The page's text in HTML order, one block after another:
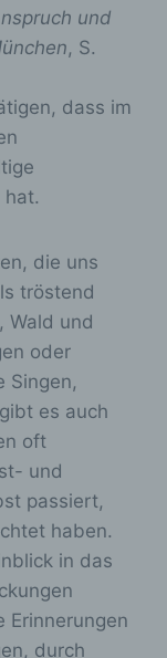
und
, S.
dass im
hat.
die uns
tröstend
Wald und
oder
Singen,
es auch
oft
und
passiert,
haben.
in das
Erinnerungen
durch